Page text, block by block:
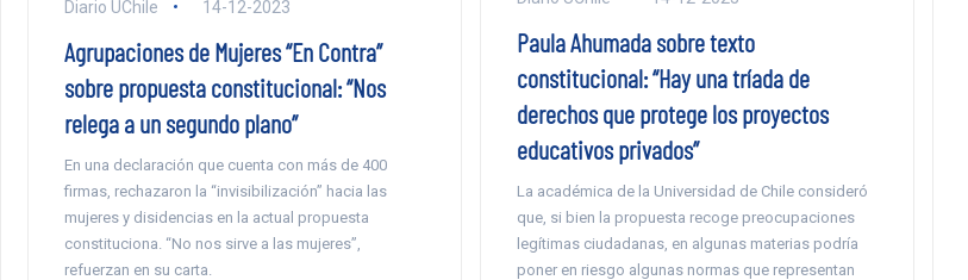
Diario UChile 14-12-2023
Agrupaciones de Mujeres “En Contra”
sobre propuesta constitucional: “Nos
relega a un segundo plano”
En una declaración que cuenta con más de 400
firmas, rechazaron la “invisibilización” hacia las
mujeres y disidencias en la actual propuesta
constituciona. “No nos sirve a las mujeres”,
refuerzan en su carta.
Paula Ahumada sobre texto
constitucional: “Hay una tríada de
derechos que protege los proyectos
educativos privados”
La académica de la Universidad de Chile consideró
que, si bien la propuesta recoge preocupaciones
legítimas ciudadanas, en algunas materias podría
poner en riesgo algunas normas que representan